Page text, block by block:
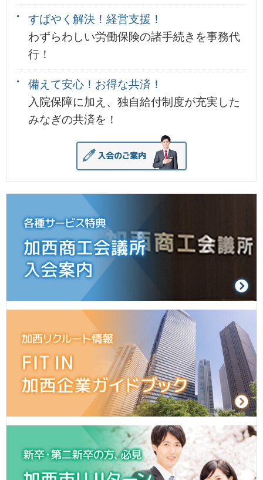
すばやく解決！経営支援！
わずらわしい労働保険の諸手続きを事務代
行！
備えて安心！お得な共済！
入院保障に加え、独自給付制度が充実した
みなぎの共済を！